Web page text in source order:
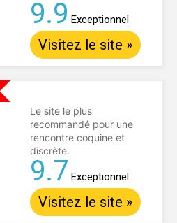
9.9 Exceptionnel
Visitez le site »
Le site le plus
recommandé pour une
rencontre coquine et
discrète.
9.7 Exceptionnel
Visitez le site »